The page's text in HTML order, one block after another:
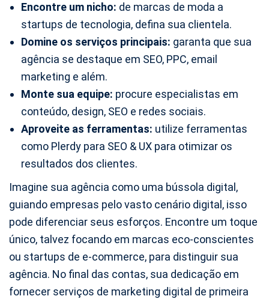
Encontre um nicho: de marcas de moda a
startups de tecnologia, defina sua clientela.
Domine os serviços principais: garanta que sua
agência se destaque em SEO, PPC, email
marketing e além.
Monte sua equipe: procure especialistas em
conteúdo, design, SEO e redes sociais.
Aproveite as ferramentas: utilize ferramentas
como Plerdy para SEO & UX para otimizar os
resultados dos clientes.
Imagine sua agência como uma bússola digital,
guiando empresas pelo vasto cenário digital, isso
pode diferenciar seus esforços. Encontre um toque
único, talvez focando em marcas eco-conscientes
ou startups de e-commerce, para distinguir sua
agência. No final das contas, sua dedicação em
fornecer serviços de marketing digital de primeira